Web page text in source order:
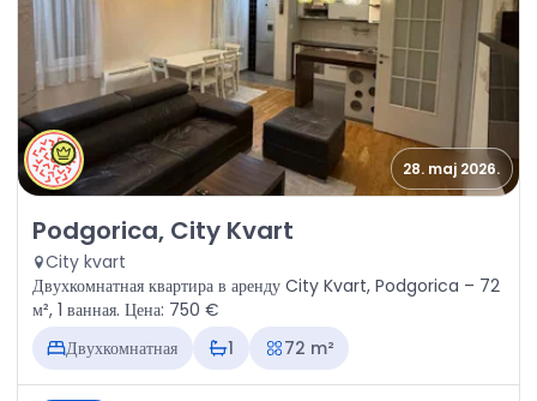
28. maj 2026.
Аренда - Квартира Podgorica, City Kvart
Podgorica, City Kvart
City kvart
Двухкомнатная квартира в аренду City Kvart, Podgorica – 72
м², 1 ванная. Цена: 750 €
Двухкомнатная
1 72 m²